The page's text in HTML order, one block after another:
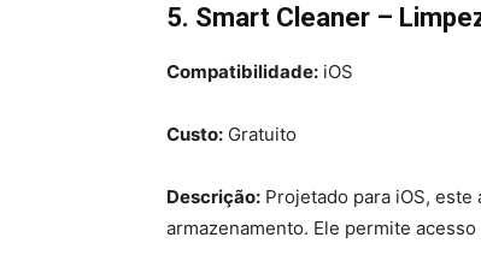
5. Smart Cleaner –
Compatibilidade: iOS
Custo: Gratuito
Descrição: Projetado para iOS,
armazenamento. Ele permite